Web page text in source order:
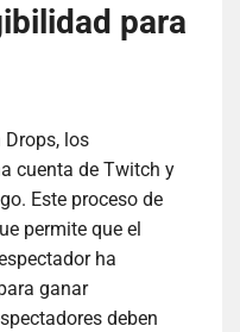
para
los
cuenta de Twitch y
Este proceso de
permite que el
ha
ganar
deben